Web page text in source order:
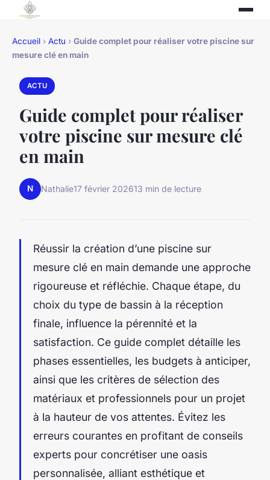
Accueil › Actu › Guide complet pour réaliser votre piscine sur
mesure clé en main
ACTU
Guide complet pour réaliser
votre piscine sur mesure clé
en main
N Nathalie17 février 202613 min de lecture
Réussir la création d’une piscine sur
mesure clé en main demande une approche
rigoureuse et réfléchie. Chaque étape, du
choix du type de bassin à la réception
finale, influence la pérennité et la
satisfaction. Ce guide complet détaille les
phases essentielles, les budgets à anticiper,
ainsi que les critères de sélection des
matériaux et professionnels pour un projet
à la hauteur de vos attentes. Évitez les
erreurs courantes en profitant de conseils
experts pour concrétiser une oasis
personnalisée, alliant esthétique et